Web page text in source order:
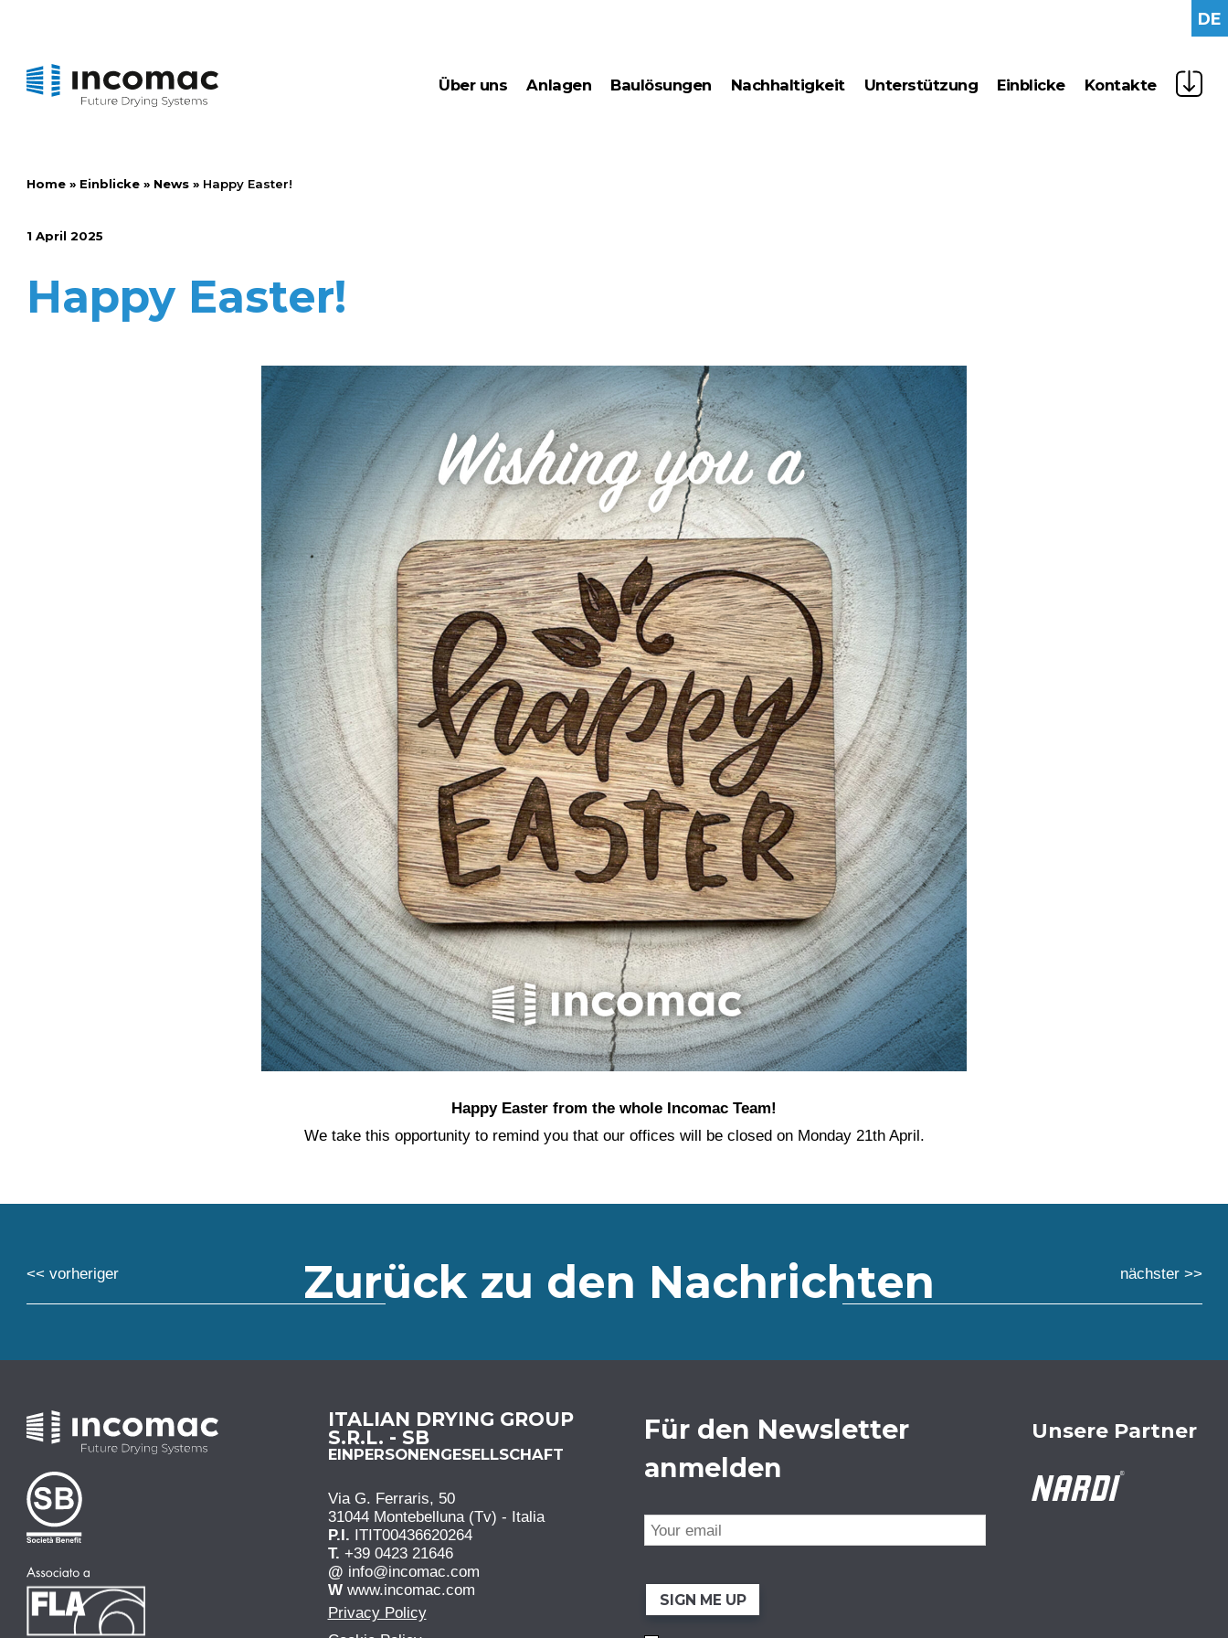
über uns anlagen baulösungen nachhaltigkeit unterstützung einblicke kontakte
DE
Home» Einblicke» News» Happy Easter!
1 April 2025
Happy Easter!
Happy Easter from the whole Incomac Team!
We take this opportunity to remind you that our offices will be closed on Monday 21th April.
<< vorheriger nächster >>
Zurück zu den Nachrichten
ITALIAN DRYING GROUP
S.R.L. - SB
EINPERSONENGESELLSCHAFT
Via G. Ferraris, 50
31044 Montebelluna (Tv) - Italia
P.I. ITIT00436620264
T. +39 0423 21646
@ info@incomac.com
W www.incomac.com
Privacy Policy
Für den Newsletter
anmelden
SIGN ME UP
Unsere Partner